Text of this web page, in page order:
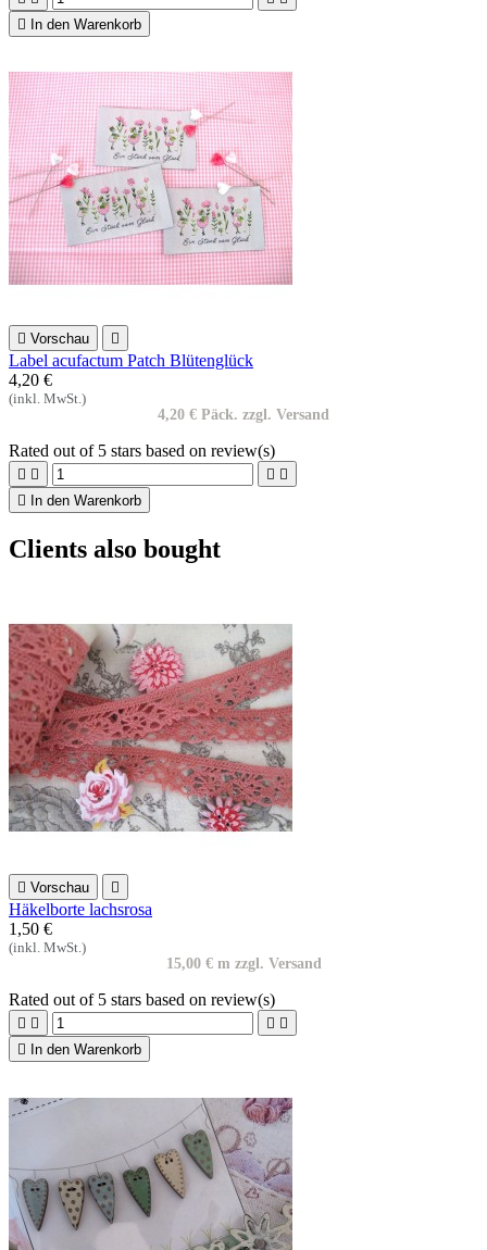

In den Warenkorb
 Vorschau 
Label acufactum Patch Blütenglück
4,20 €
(inkl. MwSt.)
4,20 € Päck. zzgl. Versand
Rated out of 5 stars based on review(s)
   

In den Warenkorb
Clients also bought
 Vorschau 
Häkelborte lachsrosa
1,50 €
(inkl. MwSt.)
15,00 € m zzgl. Versand
Rated out of 5 stars based on review(s)
   

In den Warenkorb